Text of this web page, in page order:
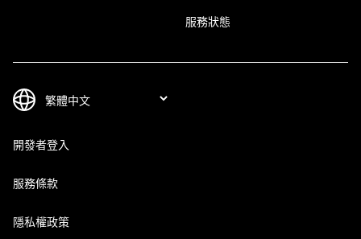
服務狀態
開發者登入
服務條款
隱私權政策